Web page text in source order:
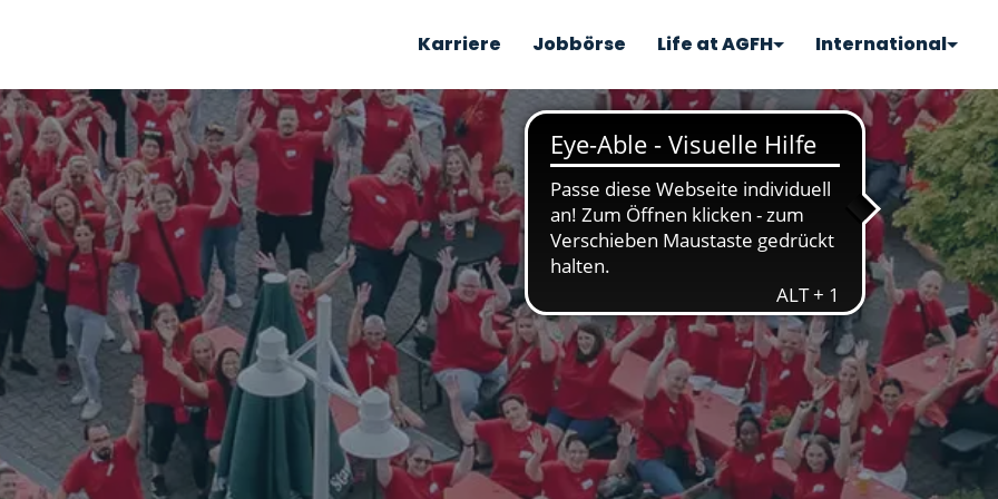
Karriere Jobbörse Life at AGFH International